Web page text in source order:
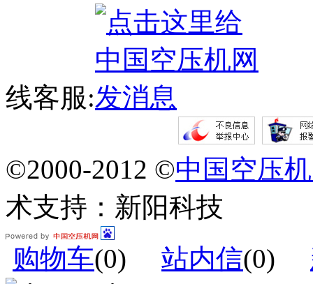
线客服:
©2000-2012 ©中国空压
术支持：新阳科技
购物车(0) 站内信(0)